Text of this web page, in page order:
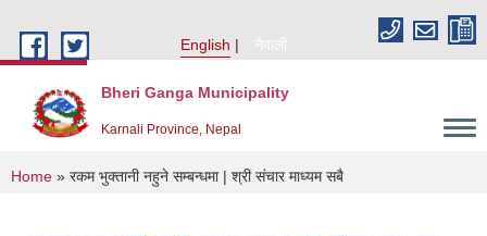
English
नेपाली
Bheri Ganga Municipality
Karnali Province, Nepal
You are here
Home » रकम भुक्तानी नहुने सम्बन्धमा | श्री संचार माध्यम सबै